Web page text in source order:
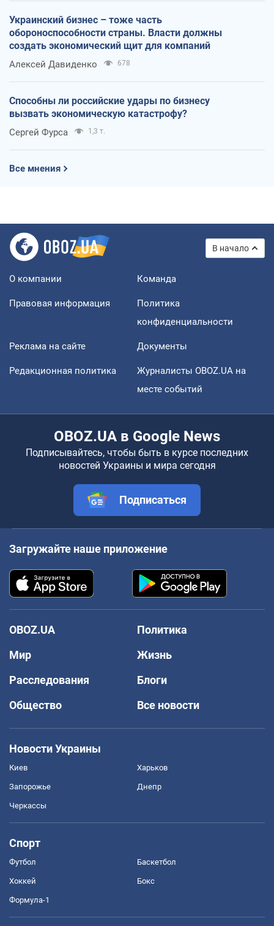
Украинский бизнес – тоже часть
обороноспособности страны. Власти должны
создать экономический щит для компаний
Алексей Давиденко 678
Способны ли российские удары по бизнесу
вызвать экономическую катастрофу?
Сергей Фурса 1,3 т.
Все мнения
В начало
О компании Команда
Правовая информация
Политика
конфиденциальности
Реклама на сайте Документы
Редакционная политика
Журналисты OBOZ.UA на
месте событий
OBOZ.UA в Google News
Подписывайтесь, чтобы быть в курсе последних
новостей Украины и мира сегодня
Подписаться
Загружайте наше приложение
OBOZ.UA
Политика
Мир
Жизнь
Расследования
Блоги
Общество
Все новости
Новости Украины
Киев Харьков
Запорожье Днепр
Черкассы
Спорт
Футбол Баскетбол
Хоккей Бокс
Формула-1